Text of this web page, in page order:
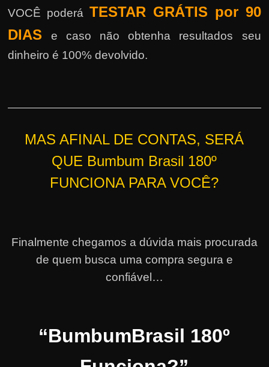
VOCÊ poderá TESTAR GRÁTIS por 90
DIAS
e caso não obtenha resultados seu
dinheiro é 100% devolvido.
MAS AFINAL DE CONTAS, SERÁ
QUE Bumbum Brasil 180º
FUNCIONA PARA VOCÊ?
Finalmente chegamos a dúvida mais procurada
de quem busca uma compra segura e
confiável…
“BumbumBrasil 180º